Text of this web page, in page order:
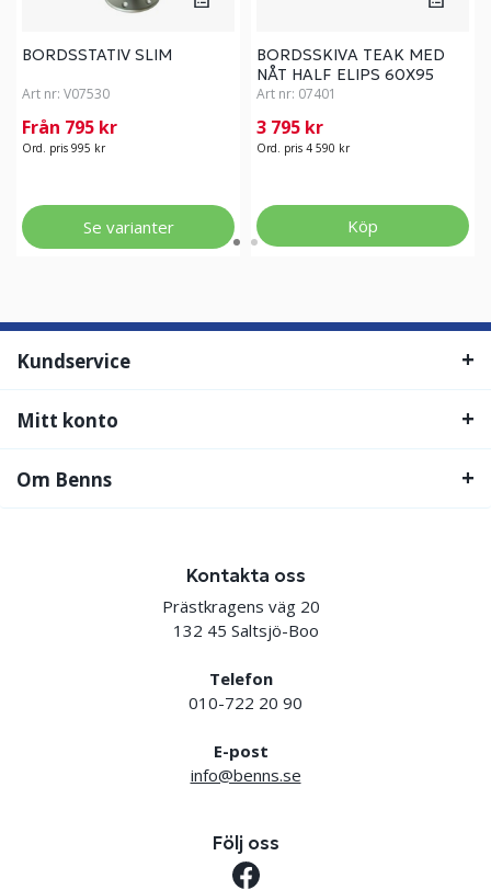
BORDSSTATIV SLIM
Art nr: V07530
Från 795 kr
Ord. pris 995 kr
Se varianter
BORDSSKIVA TEAK MED
NÅT HALF ELIPS 60X95
Art nr: 07401
3 795 kr
Ord. pris 4 590 kr
Köp
Kundservice
Mitt konto
Om Benns
Kontakta oss
Prästkragens väg 20
132 45 Saltsjö-Boo
Telefon
010-722 20 90
E-post
info@benns.se
Följ oss